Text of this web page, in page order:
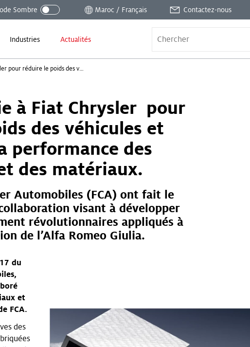
Sombre Maroc / Français Contactez-nous
Industries Actualités
Henkel s’associe à Fiat Chrysler pour réduire le poids des véhicules et améliorer la performance des procédés et des matériaux.
à Fiat Chrysler pour
des véhicules et
performance des
des matériaux.
Automobiles (FCA) ont fait le
visant à développer
révolutionnaires appliqués à
de l’Alfa Romeo Giulia.
du
et
FCA.
des